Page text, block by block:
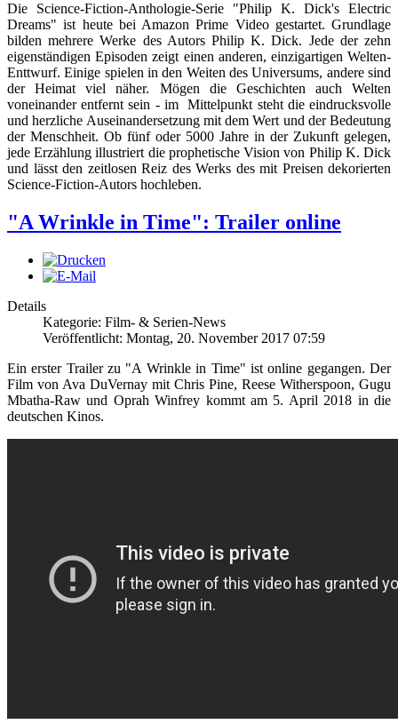
Die Science-Fiction-Anthologie-Serie "Philip K. Dick's Electric
Dreams" ist heute bei Amazon Prime Video gestartet. Grundlage
bilden mehrere Werke des Autors Philip K. Dick. Jede der zehn
eigenständigen Episoden zeigt einen anderen, einzigartigen Welten-
Enttwurf. Einige spielen in den Weiten des Universums, andere sind
der Heimat viel näher. Mögen die Geschichten auch Welten
voneinander entfernt sein - im Mittelpunkt steht die eindrucksvolle
und herzliche Auseinandersetzung mit dem Wert und der Bedeutung
der Menschheit. Ob fünf oder 5000 Jahre in der Zukunft gelegen,
jede Erzählung illustriert die prophetische Vision von Philip K. Dick
und lässt den zeitlosen Reiz des Werks des mit Preisen dekorierten
Science-Fiction-Autors hochleben.
"A Wrinkle in Time": Trailer online
Details
Kategorie: Film- & Serien-News
Veröffentlicht: Montag, 20. November 2017 07:59
Ein erster Trailer zu "A Wrinkle in Time" ist online gegangen. Der
Film von Ava DuVernay mit Chris Pine, Reese Witherspoon, Gugu
Mbatha-Raw und Oprah Winfrey kommt am 5. April 2018 in die
deutschen Kinos.